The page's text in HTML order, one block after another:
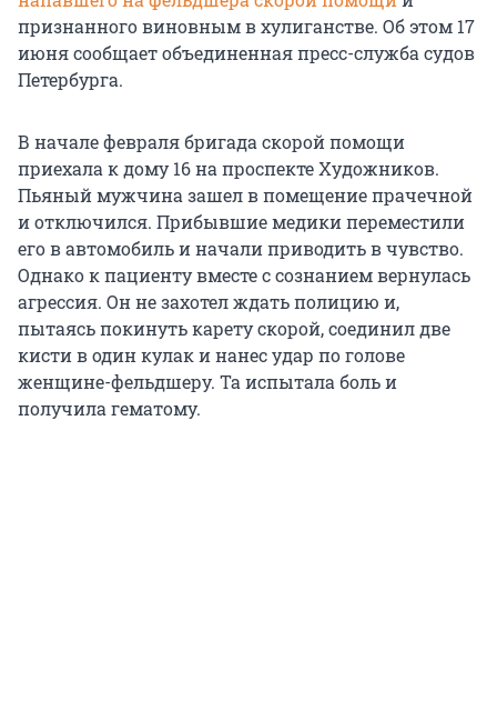
признанного виновным в хулиганстве. Об этом 17
июня сообщает объединенная пресс-служба судов
Петербурга.
В начале февраля бригада скорой помощи
приехала к дому 16 на проспекте Художников.
Пьяный мужчина зашел в помещение прачечной
и отключился. Прибывшие медики переместили
его в автомобиль и начали приводить в чувство.
Однако к пациенту вместе с сознанием вернулась
агрессия. Он не захотел ждать полицию и,
пытаясь покинуть карету скорой, соединил две
кисти в один кулак и нанес удар по голове
женщине-фельдшеру. Та испытала боль и
получила гематому.